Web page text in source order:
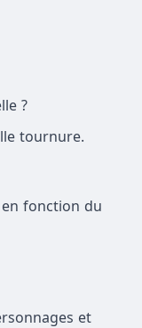
?
tournure.
en fonction du
et